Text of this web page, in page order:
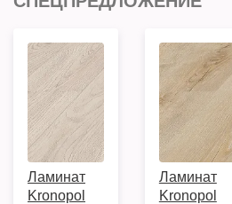
Ламинат
Kronopol
Ламинат
Kronopol